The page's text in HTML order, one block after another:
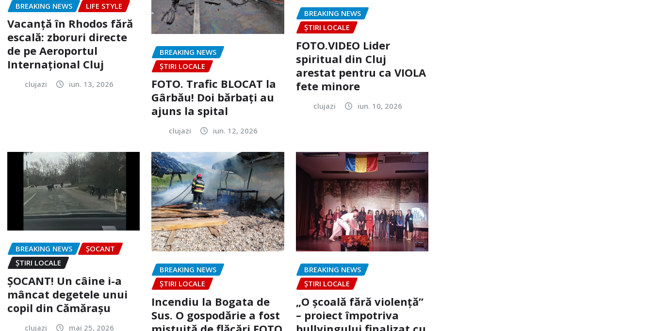
BREAKING NEWS LIFE STYLE
Vacanță în Rhodos fără
escală: zboruri directe
de pe Aeroportul
Internațional Cluj
clujazi iun. 13, 2026
BREAKING NEWS
ȘTIRI LOCALE
FOTO. Trafic BLOCAT la
Gârbău! Doi bărbați au
ajuns la spital
clujazi iun. 12, 2026
BREAKING NEWS
ȘTIRI LOCALE
FOTO.VIDEO Lider
spiritual din Cluj
arestat pentru ca VIOLA
fete minore
clujazi iun. 10, 2026
BREAKING NEWS
ȘOCANT
ȘTIRI LOCALE
ȘOCANT! Un câine i-a
mâncat degetele unui
copil din Cămărașu
clujazi mai 25, 2026
BREAKING NEWS
ȘTIRI LOCALE
Incendiu la Bogata de
Sus. O gospodărie a fost
BREAKING NEWS
ȘTIRI LOCALE
„O școală fără violență”
– proiect împotriva